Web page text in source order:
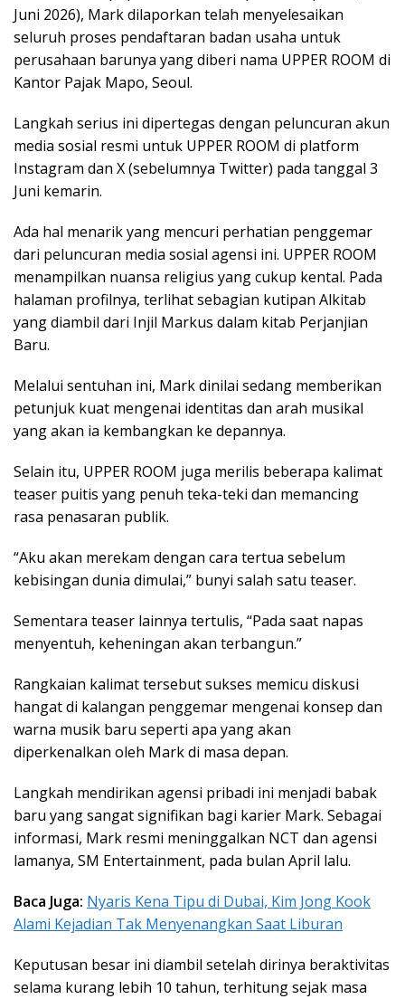
Juni 2026), Mark dilaporkan telah menyelesaikan
seluruh proses pendaftaran badan usaha untuk
perusahaan barunya yang diberi nama UPPER ROOM di
Kantor Pajak Mapo, Seoul.
Langkah serius ini dipertegas dengan peluncuran akun
media sosial resmi untuk UPPER ROOM di platform
Instagram dan X (sebelumnya Twitter) pada tanggal 3
Juni kemarin.
Ada hal menarik yang mencuri perhatian penggemar
dari peluncuran media sosial agensi ini. UPPER ROOM
menampilkan nuansa religius yang cukup kental. Pada
halaman profilnya, terlihat sebagian kutipan Alkitab
yang diambil dari Injil Markus dalam kitab Perjanjian
Baru.
Melalui sentuhan ini, Mark dinilai sedang memberikan
petunjuk kuat mengenai identitas dan arah musikal
yang akan ia kembangkan ke depannya.
Selain itu, UPPER ROOM juga merilis beberapa kalimat
teaser puitis yang penuh teka-teki dan memancing
rasa penasaran publik.
“Aku akan merekam dengan cara tertua sebelum
kebisingan dunia dimulai,” bunyi salah satu teaser.
Sementara teaser lainnya tertulis, “Pada saat napas
menyentuh, keheningan akan terbangun.”
Rangkaian kalimat tersebut sukses memicu diskusi
hangat di kalangan penggemar mengenai konsep dan
warna musik baru seperti apa yang akan
diperkenalkan oleh Mark di masa depan.
Langkah mendirikan agensi pribadi ini menjadi babak
baru yang sangat signifikan bagi karier Mark. Sebagai
informasi, Mark resmi meninggalkan NCT dan agensi
lamanya, SM Entertainment, pada bulan April lalu.
Baca Juga: Nyaris Kena Tipu di Dubai, Kim Jong Kook
Alami Kejadian Tak Menyenangkan Saat Liburan
Keputusan besar ini diambil setelah dirinya beraktivitas
selama kurang lebih 10 tahun, terhitung sejak masa